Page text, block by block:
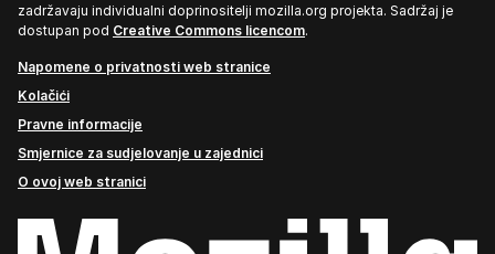
zadržavaju individualni doprinositelji mozilla.org projekta. Sadržaj je
dostupan pod Creative Commons licencom.
Napomene o privatnosti web stranice
Kolačići
Pravne informacije
Smjernice za sudjelovanje u zajednici
O ovoj web stranici